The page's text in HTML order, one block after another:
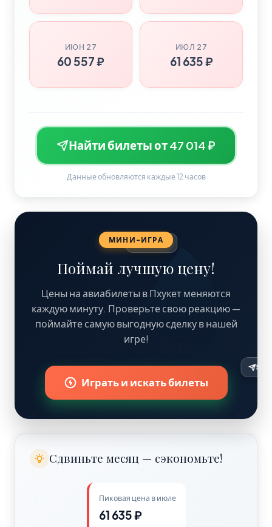
ИЮН 27
60 557 ₽
ИЮЛ 27
61 635 ₽
Найти билеты от 47 014 ₽
Данные обновляются каждые 12 часов
МИНИ-ИГРА
Поймай лучшую цену!
Цены на авиабилеты в Пхукет меняются
каждую минуту. Проверьте свою реакцию —
поймайте самую выгодную сделку в нашей
игре!
Играть и искать билеты
Сдвиньте месяц — сэкономьте!
Пиковая цена в июле
61 635 ₽